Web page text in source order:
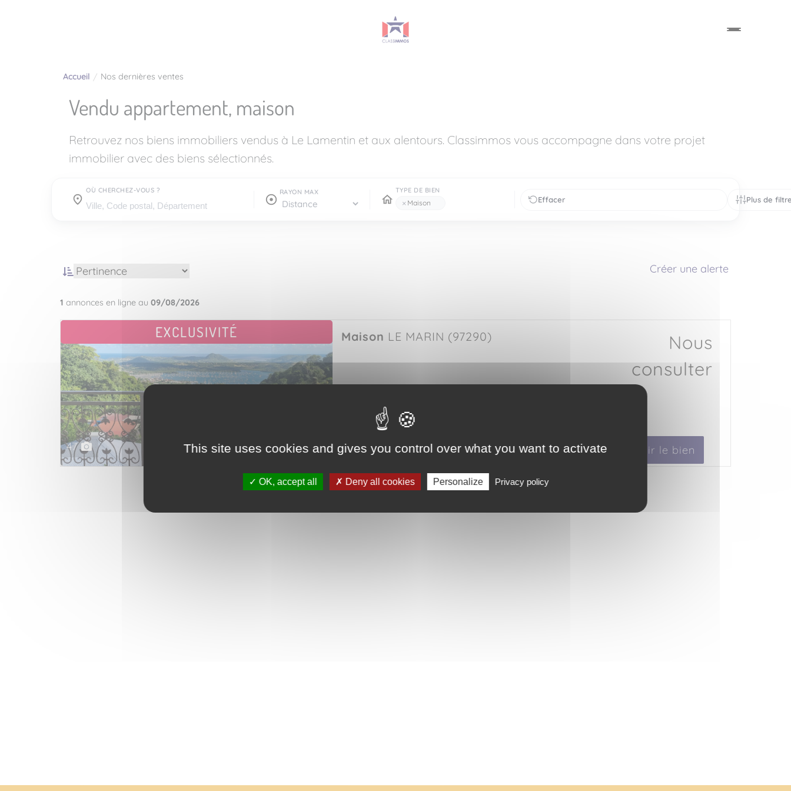
Accueil Nos dernières ventes
Vendu appartement, maison
Retrouvez nos biens immobiliers vendus à Le Lamentin et aux alentours. Classimmos vous accompagne dans votre projet
immobilier avec des biens sélectionnés.
OÙ CHERCHEZ-VOUS ?
Où cherchez-vous ?
RAYON MAX TYPE DE BIEN
× Maison Effacer Plus de
Créer une alerte
1 annonces en ligne au 09/08/2026
EXCLUSIVITÉ
Vendu en novembre 2024
47
Maison LE MARIN (97290)
Nous
consulter
224 m²
8 pièce(s)
6 chambre(s)
Voir le bien
This site uses cookies and gives you control over what you want to activate
OK, accept all Deny all cookies Personalize Privacy policy